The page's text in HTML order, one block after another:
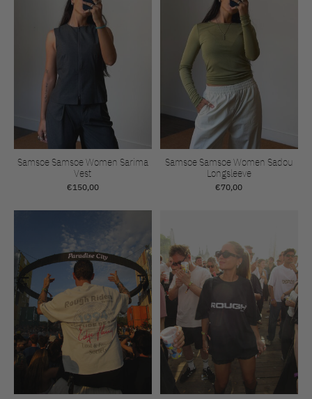
Samsoe Samsoe Women Sarima
Vest
€150,00
Samsoe Samsoe Women Sadou
Longsleeve
€70,00